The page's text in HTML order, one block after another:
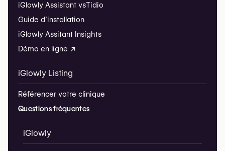
iGlowly Assistant vsTidio
Guide d’installation
iGlowly Assitant Insights
Démo en ligne ↗
iGlowly Listing
Référencer votre clinique
Questions fréquentes
iGlowly